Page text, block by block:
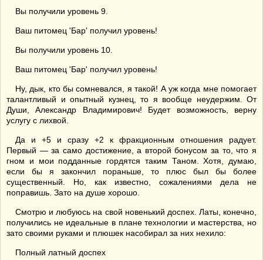
Вы получили уровень 9.
Ваш питомец 'Бар' получил уровень!
Вы получили уровень 10.
Ваш питомец 'Бар' получил уровень!
Ну, дык, кто бы сомневался, я такой! А уж когда мне помогает
талантливый и опытный кузнец, то я вообще неудержим. От
Души, Александр Владимирович! Будет возможность, верну
услугу с лихвой.
Да и +5 и сразу +2 к фракционным отношения радует.
Первый — за само достижение, а второй бонусом за то, что я
гном и мои подданные гордятся таким Таном. Хотя, думаю,
если бы я закончил пораньше, то плюс был бы более
существенный. Но, как известно, сожалениями дела не
поправишь. Зато на душе хорошо.
Смотрю и любуюсь на свой новенький доспех. Латы, конечно,
получились не идеальные в плане технологии и мастерства, но
зато своими руками и плюшек насобирал за них нехило:
Полный латный доспех